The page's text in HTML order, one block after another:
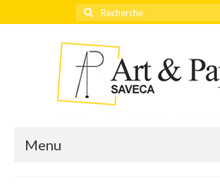
Rechercher
:
Menu